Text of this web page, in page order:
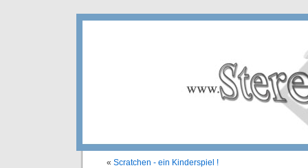
« Scratchen - ein Kinderspiel !